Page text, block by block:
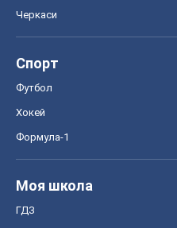
Черкаси
Спорт
Футбол
Хокей
Формула-1
Моя школа
ГДЗ